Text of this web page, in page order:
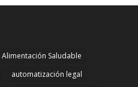
Alimentación Saludable
automatización legal